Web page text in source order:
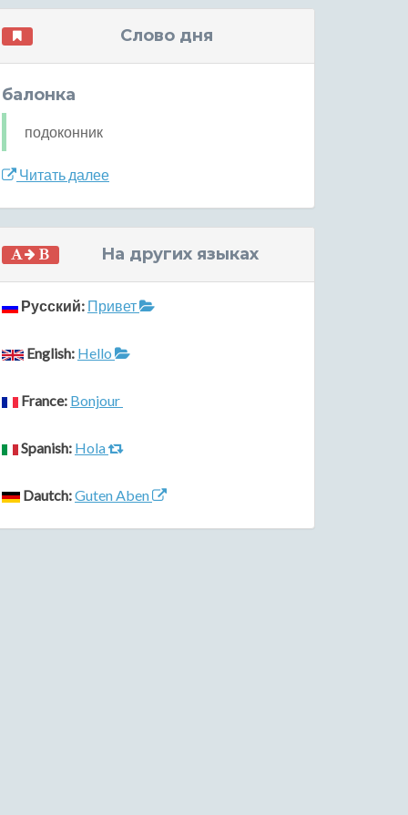
Слово дня
балонка
подоконник
Читать далее
На других языках
Русский: Привет
English: Hello
France: Bonjour
Spanish: Hola
Dautch:Guten Aben